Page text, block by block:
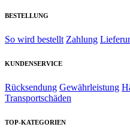
BESTELLUNG
So wird bestellt Zahlung
KUNDENSERVICE
Rücksendung Gewährleistung
Transportschäden
TOP-KATEGORIEN